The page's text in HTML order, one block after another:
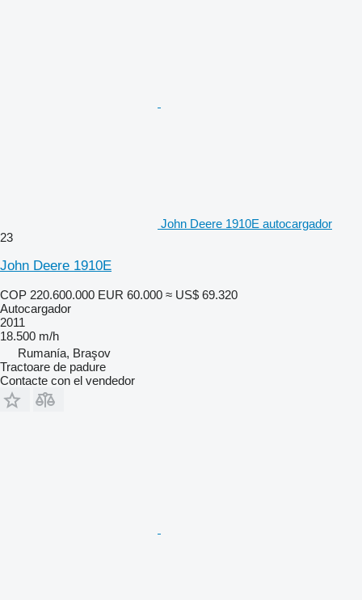
John Deere 1910E autocargador
23
John Deere 1910E
COP 220.600.000 EUR 60.000 ≈ US$ 69.320
Autocargador
2011
18.500 m/h
Rumanía, Braşov
Tractoare de padure
Contacte con el vendedor